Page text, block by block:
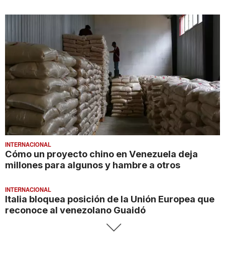
INTERNACIONAL
Cómo un proyecto chino en Venezuela deja
millones para algunos y hambre a otros
INTERNACIONAL
Italia bloquea posición de la Unión Europea que
reconoce al venezolano Guaidó